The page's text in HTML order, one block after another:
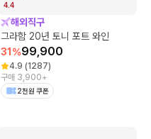
4.4
해외직구
그라함 20년 토니 포트 와인
31 %99,900
4.9 (1287)
구매 3,900+
2천원 쿠폰